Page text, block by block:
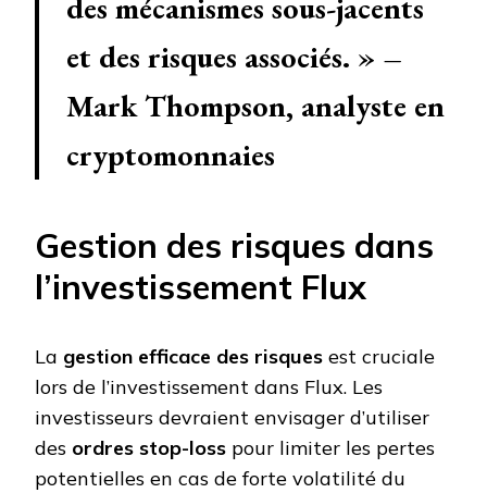
des mécanismes sous-jacents
et des risques associés. » –
Mark Thompson, analyste en
cryptomonnaies
Gestion des risques dans
l’investissement Flux
La gestion efficace des risques est cruciale
lors de l’investissement dans Flux. Les
investisseurs devraient envisager d’utiliser
des ordres stop-loss pour limiter les pertes
potentielles en cas de forte volatilité du